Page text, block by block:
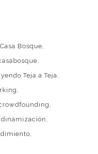
Bosque
Teja a Teja
dinamización